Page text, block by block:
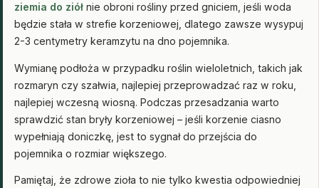
ziemia do ziół nie obroni rośliny przed gniciem, jeśli woda
będzie stała w strefie korzeniowej, dlatego zawsze wysypuj
2-3 centymetry keramzytu na dno pojemnika.
Wymianę podłoża w przypadku roślin wieloletnich, takich jak
rozmaryn czy szałwia, najlepiej przeprowadzać raz w roku,
najlepiej wczesną wiosną. Podczas przesadzania warto
sprawdzić stan bryły korzeniowej – jeśli korzenie ciasno
wypełniają doniczkę, jest to sygnał do przejścia do
pojemnika o rozmiar większego.
Pamiętaj, że zdrowe zioła to nie tylko kwestia odpowiedniej